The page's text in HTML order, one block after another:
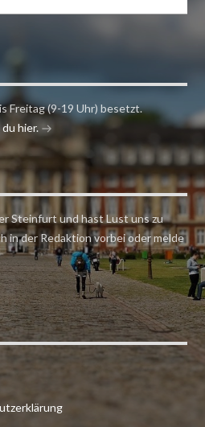
Freitag (9-19 Uhr) besetzt.
hier.
Steinfurt und hast Lust uns zu
in der Redaktion vorbei oder melde